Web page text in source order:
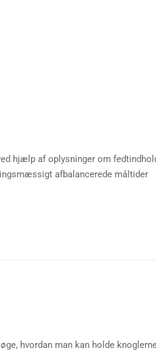
hjælp af oplysninger om
afbalancerede måltider
hvordan man kan holde